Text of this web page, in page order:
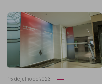
15 de julho de 2023